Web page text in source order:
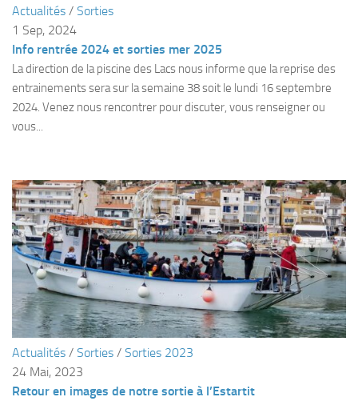
ECOLE DE PLONGEE
Jeune plongeur
Plongeur N3
Maintien des acquis
Guide de palanquée N4
Initiateur
Moniteur Fédéral
Organisation
Responsables
Fosse
Sorties techniques
Actualités / Sorties
1 Sep, 2024
Info rentrée 2024 et sorties mer 2025
La direction de la piscine des Lacs nous informe que la reprise des
entrainements sera sur la semaine 38 soit le lundi 16 septembre
2024. Venez nous rencontrer pour discuter, vous renseigner ou
vous...
Actualités / Sorties / Sorties 2023
24 Mai, 2023
Retour en images de notre sortie à l’Estartit